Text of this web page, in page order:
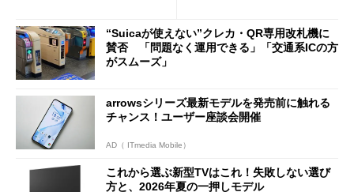
開催
“Suicaが使えない”クレカ・QR専用改札機に
賛否 「問題なく運用できる」「交通系ICの方
がスムーズ」
arrowsシリーズ最新モデルを発売前に触れる
チャンス！ユーザー座談会開催
AD（ ITmedia Mobile）
これから選ぶ新型TVはこれ！失敗しない選び
方と、2026年夏の一押しモデル